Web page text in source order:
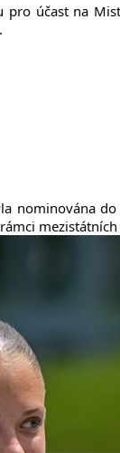
pro účast na
nominována